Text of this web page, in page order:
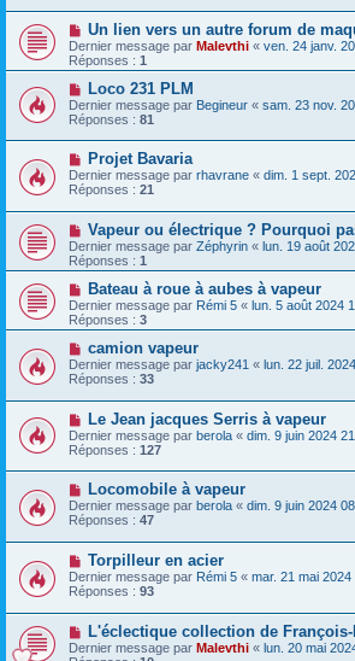
Un lien vers un autre forum de
Dernier message par Malevthi « ven. 24 janv.
Réponses : 1
Loco 231 PLM
Dernier message par Begineur « sam. 23 nov.
Réponses : 81
Projet Bavaria
Dernier message par rhavrane « dim. 1 sept.
Réponses : 21
Vapeur ou électrique ? Pourquoi
Dernier message par Zéphyrin « lun. 19 août
Réponses : 1
Bateau à roue à aubes à vapeur
Dernier message par Rémi 5 « lun. 5 août 2024
Réponses : 3
camion vapeur
Dernier message par jacky241 « lun. 22 juil.
Réponses : 33
Le Jean jacques Serris à vapeur
Dernier message par berola « dim. 9 juin 2024
Réponses : 127
Locomobile à vapeur
Dernier message par berola « dim. 9 juin 2024
Réponses : 47
Torpilleur en acier
Dernier message par Rémi 5 « mar. 21 mai 2024
Réponses : 93
L'éclectique collection de
Dernier message par Malevthi « lun. 20 mai